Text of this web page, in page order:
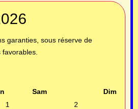
garanties, sous réserve de
Sam
Dim
1
2